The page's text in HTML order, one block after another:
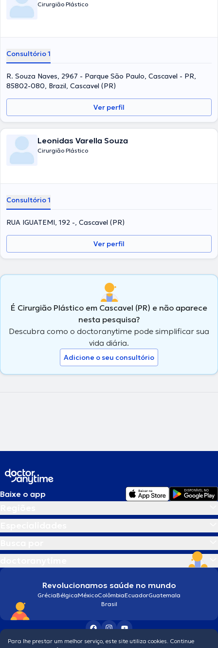
Cirurgião Plástico
Consultório 1
R. Souza Naves, 2967 - Parque São Paulo, Cascavel - PR,
85802-080, Brazil, Cascavel (PR)
Ver perfil
Leonidas Varella Souza
Cirurgião Plástico
Consultório 1
RUA IGUATEMI, 192 -, Cascavel (PR)
Ver perfil
É Cirurgião Plástico em Cascavel (PR) e não aparece
nesta pesquisa?
Descubra como o doctoranytime pode simplificar sua
vida diária.
Adicione o seu consultório
Baixe o app
Revolucionamos saúde no mundo
GréciaBélgicaMéxicoColômbiaEcuadorGuatemala
Brasil
Para lhe prestar um melhor serviço, este site utiliza cookies. Continue